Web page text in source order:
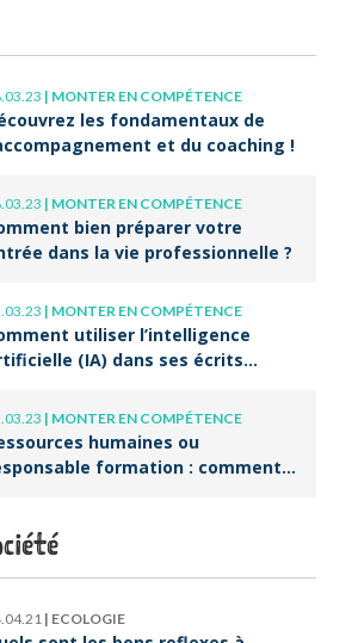
| MONTER EN COMPÉTENCE
les fondamentaux de
et du coaching !
| MONTER EN COMPÉTENCE
bien préparer votre
dans la vie professionnelle ?
| MONTER EN COMPÉTENCE
utiliser l’intelligence
(IA) dans ses écrits
| MONTER EN COMPÉTENCE
humaines ou
formation : comment
| ECOLOGIE